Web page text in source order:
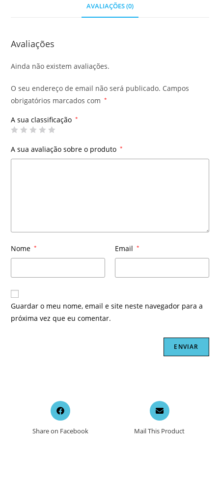
AVALIAÇÕES (0)
Avaliações
Ainda não existem avaliações.
O seu endereço de email não será publicado. Campos
obrigatórios marcados com
*
A sua classificação *
A sua avaliação sobre o produto *
Nome * Email *
Guardar o meu nome, email e site neste navegador para a
próxima vez que eu comentar.
Opens
in
new
Share on Facebook
Opens
in
a
new
Mail This Product